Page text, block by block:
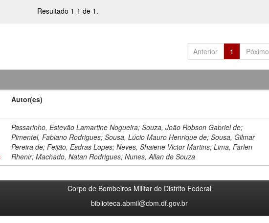
Resultado 1-1 de 1.
Anterior 1 Póximo
Autor(es)
Passarinho, Estevão Lamartine Nogueira; Souza, João Robson Gabriel de;
Pimentel, Fabiano Rodrigues; Sousa, Lúcio Mauro Henrique de; Sousa, Gilmar
Pereira de; Feijão, Esdras Lopes; Neves, Shaiene Victor Martins; Lima, Farlen
Rhenir; Machado, Natan Rodrigues; Nunes, Allan de Souza
Corpo de Bombeiros Militar do Distrito Federal
biblioteca.abmil@cbm.df.gov.br